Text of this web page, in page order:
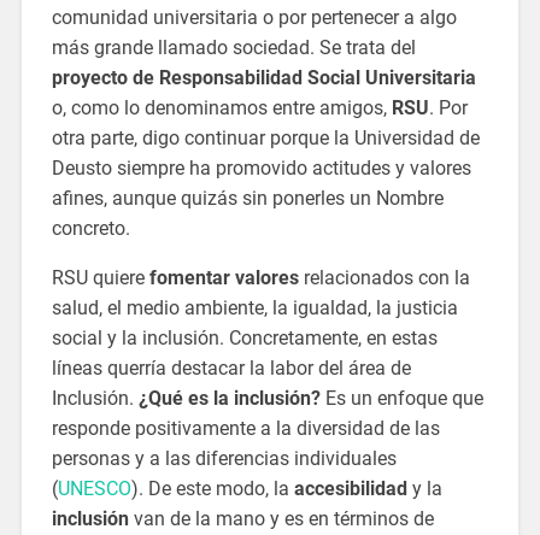
comunidad universitaria o por pertenecer a algo
más grande llamado sociedad. Se trata del
proyecto de Responsabilidad Social Universitaria
o, como lo denominamos entre amigos,RSU. Por
otra parte, digo continuar porque la Universidad de
Deusto siempre ha promovido actitudes y valores
afines, aunque quizás sin ponerles un Nombre
concreto.
RSU quiere fomentar valoresrelacionados con la
salud, el medio ambiente, la igualdad, la justicia
social y la inclusión. Concretamente, en estas
líneas querría destacar la labor del área de
Inclusión. ¿Qué es la inclusión?Es un enfoque que
responde positivamente a la diversidad de las
personas y a las diferencias individuales
(UNESCO). De este modo, la accesibilidady la
inclusiónvan de la mano y es en términos de